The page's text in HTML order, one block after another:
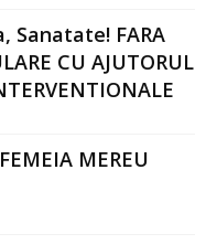
Sanatate! FARA
CU AJUTORUL
MEREU